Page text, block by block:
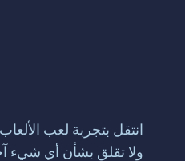
ولا تقلق بشأن أي شيء